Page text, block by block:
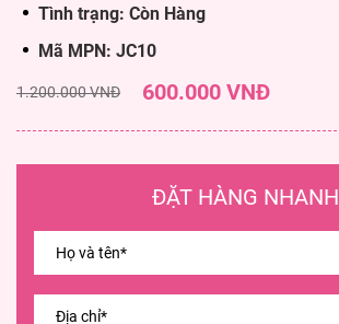
Tình trạng: Còn Hàng
Mã MPN: JC10
1.200.000 VNĐ 600.000 VNĐ
ĐẶT HÀNG NHANH